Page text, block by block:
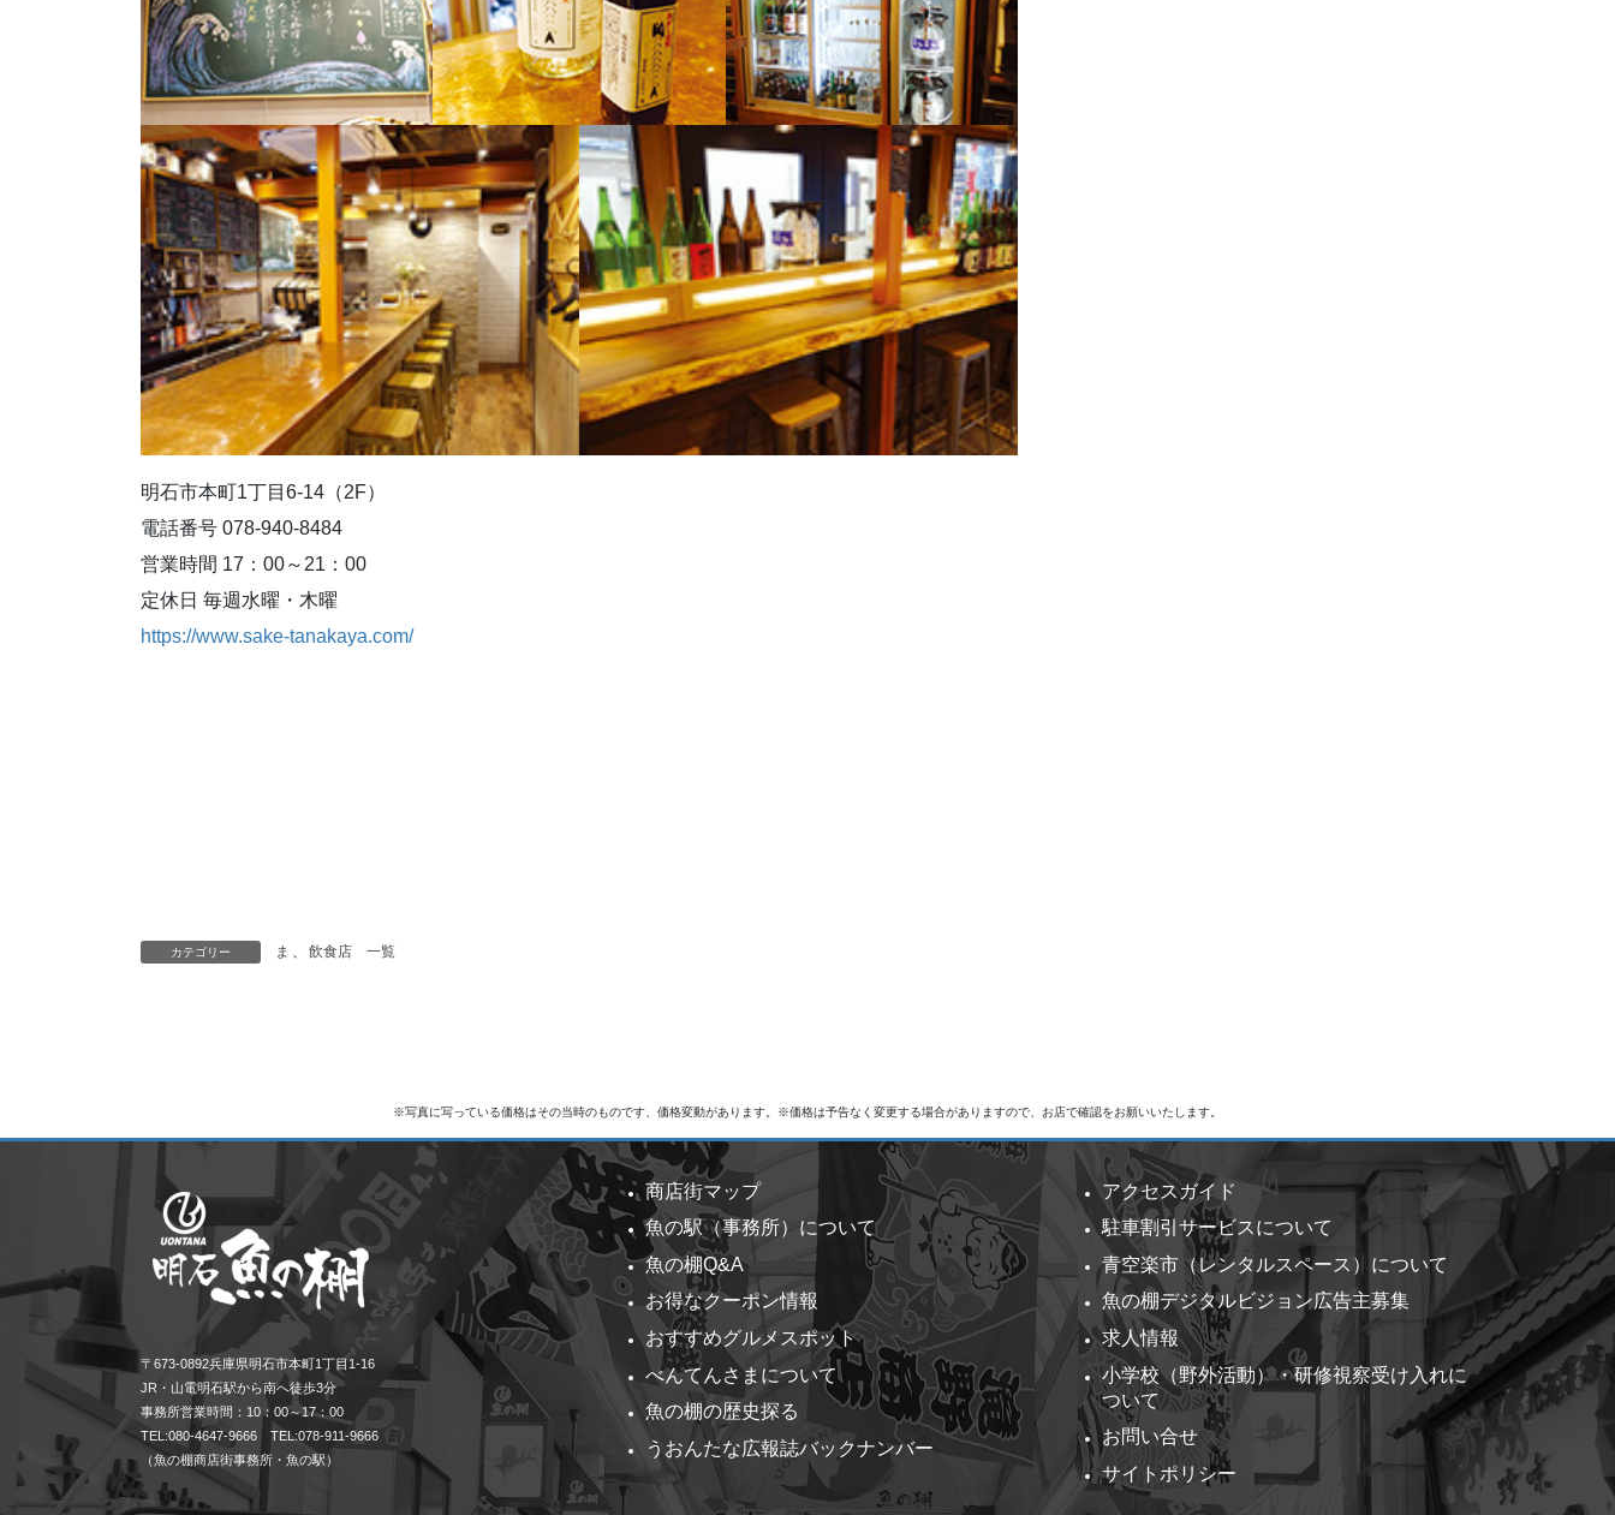
明石市本町1丁目6-14（2F）
電話番号 078-940-8484
営業時間 17：00～21：00
定休日 毎週水曜・木曜
https://www.sake-tanakaya.com/
カテゴリー ま 飲食店 一覧
※写真に写っている価格はその当時のものです、価格変動があります。※価格は予告なく変更する場合がありますので、お店で確認をお願いいたします。
〒673-0892兵庫県明石市本町1丁目1-16
JR・山電明石駅から南へ徒歩3分
事務所営業時間：10：00～17：00
TEL:080-4647-9666 TEL:078-911-9666
（魚の棚商店街事務所・魚の駅）
商店街マップ
魚の駅（事務所）について
魚の棚Q&A
お得なクーポン情報
おすすめグルメスポット
べんてんさまについて
魚の棚の歴史探る
うおんたな広報誌バックナンバー
アクセスガイド
駐車割引サービスについて
青空楽市（レンタルスペース）について
魚の棚デジタルビジョン広告主募集
求人情報
小学校（野外活動）・研修視察受け入れに
ついて
お問い合せ
サイトポリシー